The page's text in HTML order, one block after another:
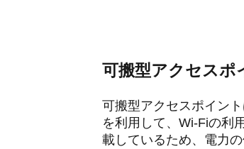
可搬型アクセスポ
可搬型アクセスポイン
を利用して、Wi-Fiの利
載しているため、電力